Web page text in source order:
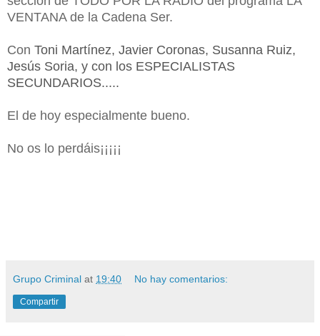
VENTANA de la Cadena Ser.
Con Toni Martínez, Javier Coronas, Susanna Ruiz,
Jesús Soria, y con los ESPECIALISTAS
SECUNDARIOS.....
El de hoy especialmente bueno.
No os lo perdáis¡¡¡¡¡
Grupo Criminal at 19:40 No hay comentarios:
Compartir